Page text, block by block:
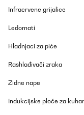
Infracrvene grijalice
Ledomati
Hladnjaci za piće
Rashlađivači zraka
Zidne nape
Indukcijske ploče za